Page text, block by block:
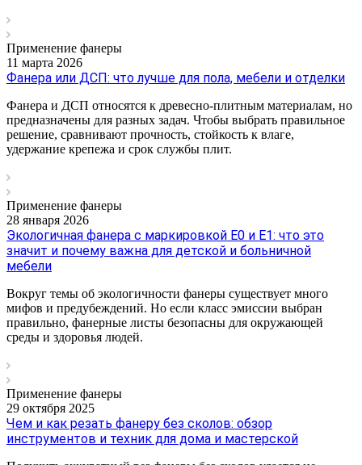
Применение фанеры
11 марта 2026
Фанера или ДСП: что лучше для пола, мебели и отделки
Фанера и ДСП относятся к древесно-плитным материалам, но
предназначены для разных задач. Чтобы выбрать правильное
решение, сравнивают прочность, стойкость к влаге,
удержание крепежа и срок службы плит.
Применение фанеры
28 января 2026
Экологичная фанера с маркировкой Е0 и Е1: что это
значит и почему важна для детской и больничной
мебели
Вокруг темы об экологичности фанеры существует много
мифов и предубеждений. Но если класс эмиссии выбран
правильно, фанерные листы безопасны для окружающей
среды и здоровья людей.
Применение фанеры
29 октября 2025
Чем и как резать фанеру без сколов: обзор
инструментов и техник для дома и мастерской